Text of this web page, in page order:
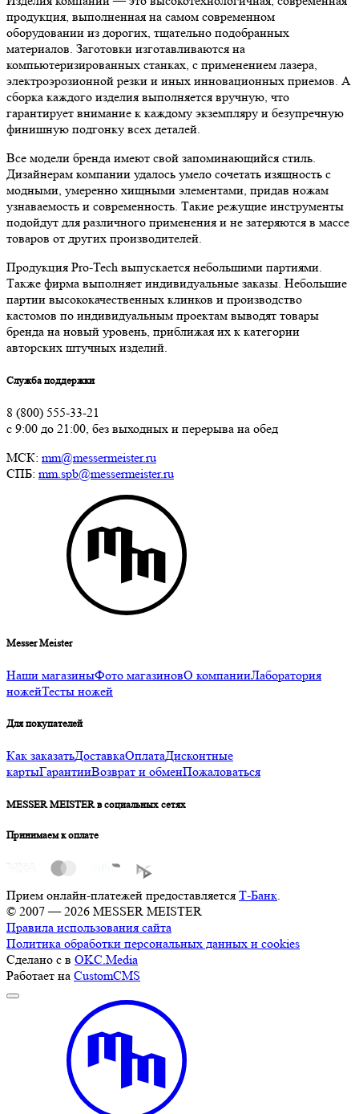
продукция, выполненная на самом современном
оборудовании из дорогих, тщательно подобранных
материалов. Заготовки изготавливаются на
компьютеризированных станках, с применением лазера,
электроэрозионной резки и иных инновационных приемов. А
сборка каждого изделия выполняется вручную, что
гарантирует внимание к каждому экземпляру и безупречную
финишную подгонку всех деталей.
Все модели бренда имеют свой запоминающийся стиль.
Дизайнерам компании удалось умело сочетать изящность с
модными, умеренно хищными элементами, придав ножам
узнаваемость и современность. Такие режущие инструменты
подойдут для различного применения и не затеряются в массе
товаров от других производителей.
Продукция Pro-Tech выпускается небольшими партиями.
Также фирма выполняет индивидуальные заказы. Небольшие
партии высококачественных клинков и производство
кастомов по индивидуальным проектам выводят товары
бренда на новый уровень, приближая их к категории
авторских штучных изделий.
Служба поддержки
8 (800) 555-33-21
с 9:00 до 21:00, без выходных и перерыва на обед
МСК: mm@messermeister.ru
СПБ: mm.spb@messermeister.ru
Messer Meister
Наши магазиныФото магазиновО компанииЛаборатория
ножейТесты ножей
Для покупателей
Как заказатьДоставкаОплатаДисконтные
картыГарантииВозврат и обменПожаловаться
MESSER MEISTER в социальных сетях
Принимаем к оплате
Прием онлайн-платежей предоставляется Т-Банк.
© 2007 — 2026 MESSER MEISTER
Правила использования сайта
Политика обработки персональных данных и cookies
Сделано с в OKC.Media
Работает на CustomCMS